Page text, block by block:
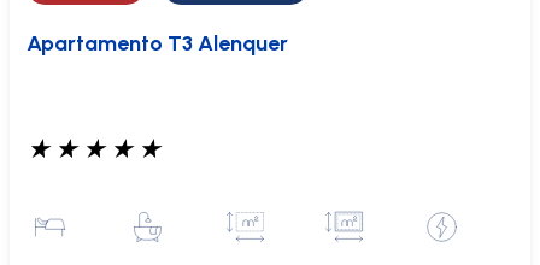
Apartamento T3 Alenquer
★ ★ ★ ★ ★